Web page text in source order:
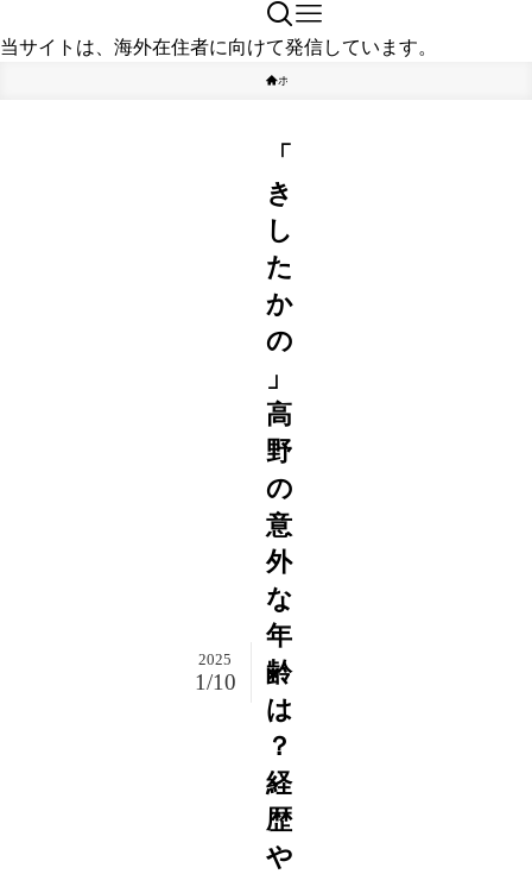
当サイトは、海外在住者に向けて発信しています。
ホーム
「
き
し
た
か
の
」
高
野
の
意
外
な
年
齢
は
？
経
歴
や
2025
1/10